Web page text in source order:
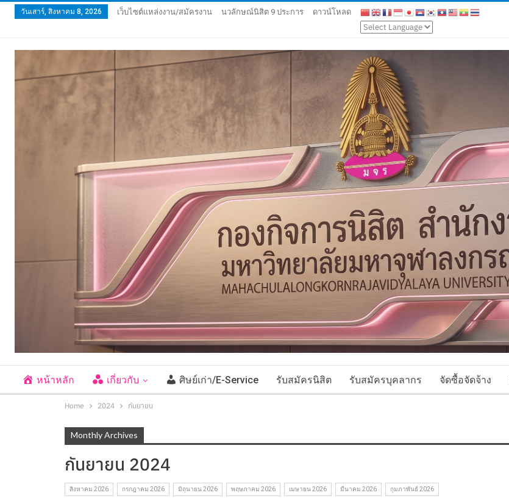
วันเสาร์, สิงหาคม 8, 2026 เว็บไซต์แหล่งงาน/สมัครงาน นวลักษณ์นิสิต 9 ประการ ดาวน์โหลด
หน้าหลัก เกี่ยวกับ ศิษย์เก่า/E-Service รับสมัครนิสิต รับสมัครบุคลากร จัดซื้อจัดจ้าง
Home 2024 กันยายน
Monthly Archives
กันยายน 2024
สิงหาคม 2026 กรกฎาคม 2026 มิถุนายน 2026 พฤษภาคม 2026 เมษายน 2026 มีนาคม 2026 กุมภาพันธ์ 2026